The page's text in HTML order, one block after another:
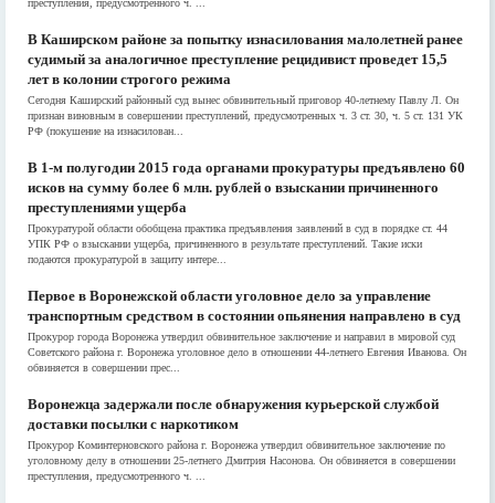
преступления, предусмотренного ч. ...
В Каширском районе за попытку изнасилования малолетней ранее
судимый за аналогичное преступление рецидивист проведет 15,5
лет в колонии строгого режима
Сегодня Каширский районный суд вынес обвинительный приговор 40-летнему Павлу Л. Он
признан виновным в совершении преступлений, предусмотренных ч. 3 ст. 30, ч. 5 ст. 131 УК
РФ (покушение на изнасилован...
В 1-м полугодии 2015 года органами прокуратуры предъявлено 60
исков на сумму более 6 млн. рублей о взыскании причиненного
преступлениями ущерба
Прокуратурой области обобщена практика предъявления заявлений в суд в порядке ст. 44
УПК РФ о взыскании ущерба, причиненного в результате преступлений. Такие иски
подаются прокуратурой в защиту интере...
Первое в Воронежской области уголовное дело за управление
транспортным средством в состоянии опьянения направлено в суд
Прокурор города Воронежа утвердил обвинительное заключение и направил в мировой суд
Советского района г. Воронежа уголовное дело в отношении 44-летнего Евгения Иванова. Он
обвиняется в совершении прес...
Воронежца задержали после обнаружения курьерской службой
доставки посылки с наркотиком
Прокурор Коминтерновского района г. Воронежа утвердил обвинительное заключение по
уголовному делу в отношении 25-летнего Дмитрия Насонова. Он обвиняется в совершении
преступления, предусмотренного ч. ...